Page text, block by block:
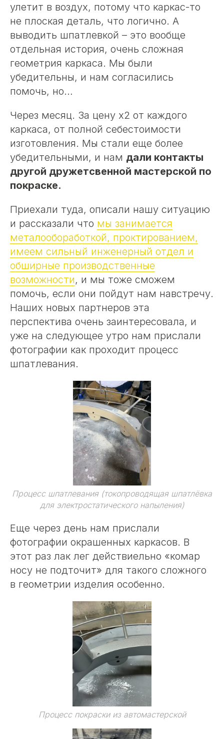
улетит в воздух, потому что каркас-то
не плоская деталь, что логично. А
выводить шпатлевкой – это вообще
отдельная история, очень сложная
геометрия каркаса. Мы были
убедительны, и нам согласились
помочь, но…
Через месяц. За цену х2 от каждого
каркаса, от полной себестоимости
изготовления. Мы стали еще более
убедительными, и нам дали контакты
другой дружетсвенной мастерской по
покраске.
Приехали туда, описали нашу ситуацию
и рассказали что мы занимается
металообоработкой, проктированием,
имеем сильный инженерный отдел и
обширные производственные
возможности, и мы тоже сможем
помочь, если они пойдут нам навстречу.
Наших новых партнеров эта
перспектива очень заинтересовала, и
уже на следующее утро нам прислали
фотографии как проходит процесс
шпатлевания.
Процесс шпатлевания (токопроводящая шпатлёвка
для электростатического напыления)
Еще через день нам прислали
фотографии окрашенных каркасов. В
этот раз лак лег действиельно «комар
носу не подточит» для такого сложного
в геометрии изделия особенно.
Процесс покраски из автомастерской